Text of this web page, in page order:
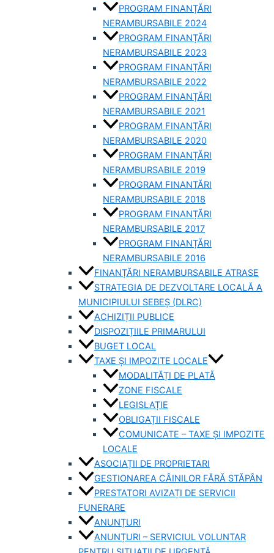
PROGRAM FINANȚĂRI
NERAMBURSABILE 2024
PROGRAM FINANȚĂRI
NERAMBURSABILE 2023
PROGRAM FINANȚĂRI
NERAMBURSABILE 2022
PROGRAM FINANȚĂRI
NERAMBURSABILE 2021
PROGRAM FINANȚĂRI
NERAMBURSABILE 2020
PROGRAM FINANȚĂRI
NERAMBURSABILE 2019
PROGRAM FINANTĂRI
NERAMBURSABILE 2018
PROGRAM FINANȚĂRI
NERAMBURSABILE 2017
PROGRAM FINANȚĂRI
NERAMBURSABILE 2016
FINANȚĂRI NERAMBURSABILE ATRASE
STRATEGIA DE DEZVOLTARE LOCALĂ A
MUNICIPIULUI SEBEȘ (DLRC)
ACHIZIȚII PUBLICE
DISPOZIȚIILE PRIMARULUI
BUGET LOCAL
TAXE ȘI IMPOZITE LOCALE
MODALITĂȚI DE PLATĂ
ZONE FISCALE
LEGISLAȚIE
OBLIGAȚII FISCALE
COMUNICATE – TAXE ȘI IMPOZITE
LOCALE
ASOCIAȚII DE PROPRIETARI
GESTIONAREA CÂINILOR FĂRĂ STĂPÂN
PRESTATORI AVIZAȚI DE SERVICII
FUNERARE
ANUNȚURI
ANUNȚURI – SERVICIUL VOLUNTAR